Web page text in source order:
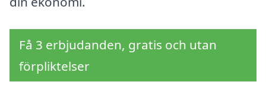
Få 3 erbjudanden, gratis och utan
förpliktelser